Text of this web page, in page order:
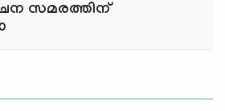
സമരത്തിന്